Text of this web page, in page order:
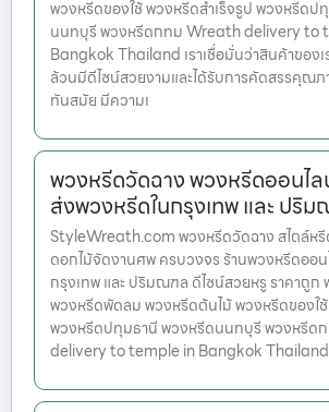
พวงหรีดของใช้ พวงหรีดสำเร็จรูป พวงหรีดป
นนทบุรี พวงหรีดกทม Wreath delivery to
Bangkok Thailand เราเชื่อมั่นว่าสินค้าของ
ล้วนมีดีไซน์สวยงามและได้รับการคัดสรรคุณ
ทันสมัย มีความเ
พวงหรีดวัดฉาง พวงหรีดออนไล
ส่งพวงหรีดในกรุงเทพ และ ปริ
StyleWreath.com พวงหรีดวัดฉาง สไตล์ห
ดอกไม้จัดงานศพ ครบวงจร ร้านพวงหรีดออ
กรุงเทพ และ ปริมณฑล ดีไซน์สวยหรู ราคาถูก
พวงหรีดพัดลม พวงหรีดต้นไม้ พวงหรีดของใช้
พวงหรีดปทุมธานี พวงหรีดนนทบุรี พวงหรีด
delivery to temple in Bangkok Thailand